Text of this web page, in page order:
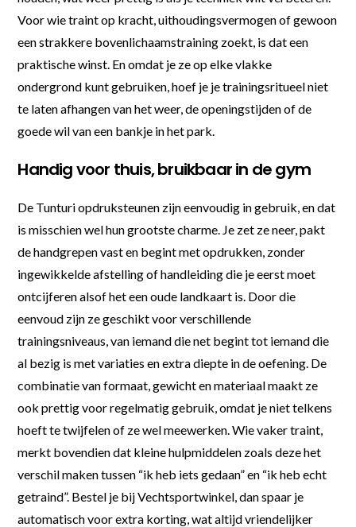
Voor wie traint op kracht, uithoudingsvermogen of gewoon
een strakkere bovenlichaamstraining zoekt, is dat een
praktische winst. En omdat je ze op elke vlakke
ondergrond kunt gebruiken, hoef je je trainingsritueel niet
te laten afhangen van het weer, de openingstijden of de
goede wil van een bankje in het park.
Handig voor thuis, bruikbaar in de gym
De Tunturi opdruksteunen zijn eenvoudig in gebruik, en dat
is misschien wel hun grootste charme. Je zet ze neer, pakt
de handgrepen vast en begint met opdrukken, zonder
ingewikkelde afstelling of handleiding die je eerst moet
ontcijferen alsof het een oude landkaart is. Door die
eenvoud zijn ze geschikt voor verschillende
trainingsniveaus, van iemand die net begint tot iemand die
al bezig is met variaties en extra diepte in de oefening. De
combinatie van formaat, gewicht en materiaal maakt ze
ook prettig voor regelmatig gebruik, omdat je niet telkens
hoeft te twijfelen of ze wel meewerken. Wie vaker traint,
merkt bovendien dat kleine hulpmiddelen zoals deze het
verschil maken tussen “ik heb iets gedaan” en “ik heb echt
getraind”. Bestel je bij Vechtsportwinkel, dan spaar je
automatisch voor extra korting, wat altijd vriendelijker